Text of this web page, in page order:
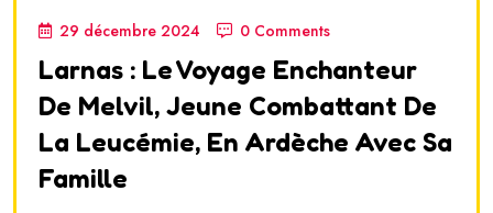
29 décembre 2024 0 Comments
Larnas : Le Voyage Enchanteur
De Melvil, Jeune Combattant De
La Leucémie, En Ardèche Avec Sa
Famille